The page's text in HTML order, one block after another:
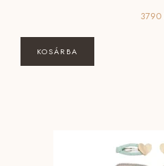
3790
KOSÁRBA